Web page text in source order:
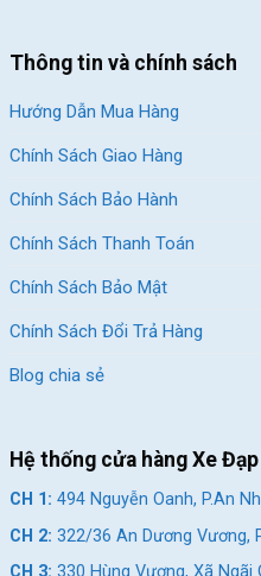
Thông tin và chính sách
Hướng Dẫn Mua Hàng
Chính Sách Giao Hàng
Chính Sách Bảo Hành
Chính Sách Thanh Toán
Chính Sách Bảo Mật
Chính Sách Đổi Trả Hàng
Blog chia sẻ
Hệ thống cửa hàng Xe
CH 1: 494 Nguyễn Oanh, P.An
CH 2: 322/36 An Dương Vương,
CH 3: 330 Hùng Vương, Xã Ngãi